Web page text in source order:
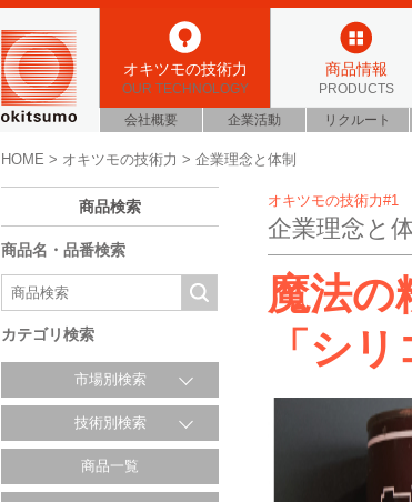
オキツモの技術力
OUR TECHNOLOGY
商品情報
PRODUCTS
会社概要 企業活動 リクルート
HOME > オキツモの技術力 > 企業理念と体制
商品検索
商品名・品番検索
カテゴリ検索
市場別検索
技術別検索
商品一覧
オキツモの技術力#1
企業理念と
魔法の
「シ